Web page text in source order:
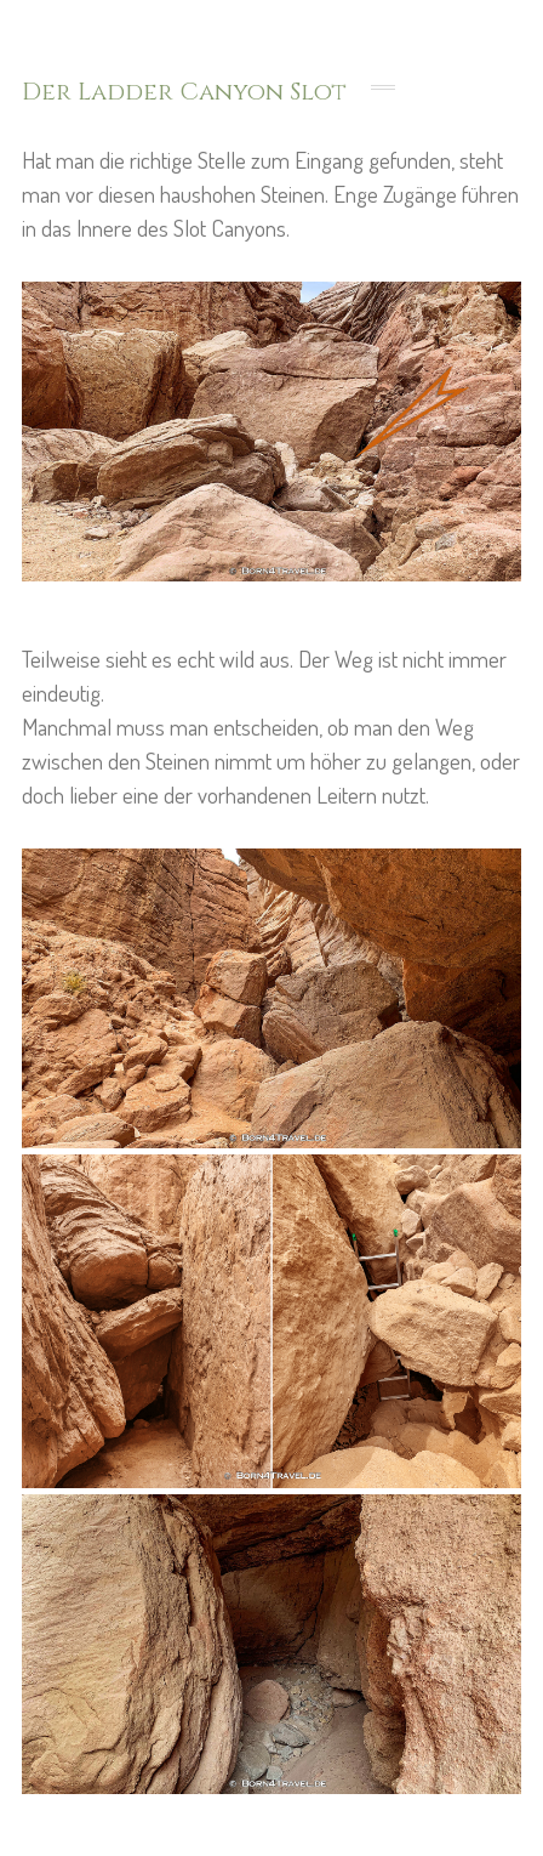
Der Ladder Canyon Slot
Hat man die richtige Stelle zum Eingang gefunden, steht
man vor diesen haushohen Steinen. Enge Zugänge führen
in das Innere des Slot Canyons.
Teilweise sieht es echt wild aus. Der Weg ist nicht immer
eindeutig.
Manchmal muss man entscheiden, ob man den Weg
zwischen den Steinen nimmt um höher zu gelangen, oder
doch lieber eine der vorhandenen Leitern nutzt.